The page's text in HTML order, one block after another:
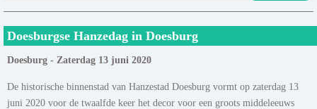
Doesburgse Hanzedag in Doesburg
Doesburg - Zaterdag 13 juni 2020
De historische binnenstad van Hanzestad Doesburg vormt op zaterdag 13
juni 2020 voor de twaalfde keer het decor voor een groots middeleeuws